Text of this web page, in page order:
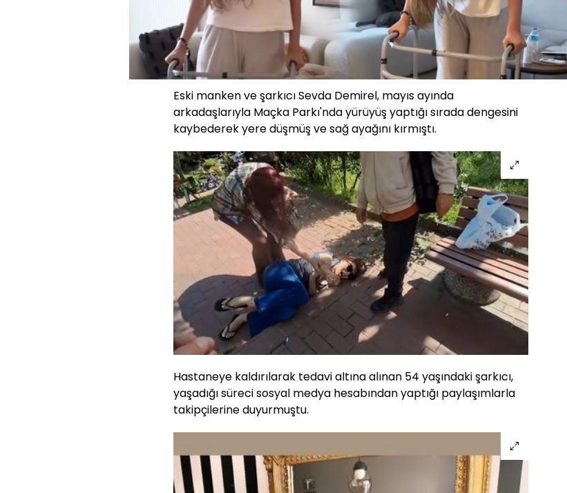
Eski manken ve şarkıcı Sevda Demirel, mayıs ayında
arkadaşlarıyla Maçka Parkı'nda yürüyüş yaptığı sırada dengesini
kaybederek yere düşmüş ve sağ ayağını kırmıştı.
Hastaneye kaldırılarak tedavi altına alınan 54 yaşındaki şarkıcı,
yaşadığı süreci sosyal medya hesabından yaptığı paylaşımlarla
takipçilerine duyurmuştu.